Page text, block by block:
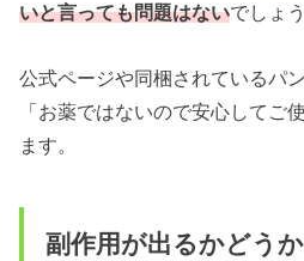
いと言っても問題はないでしょう
公式ページや同梱されているパ
「お薬ではないので安心してご
ます。
副作用が出るかどう